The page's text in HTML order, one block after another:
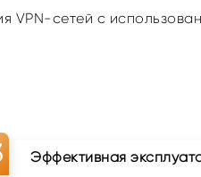
VPN-сетей с
Эффективная